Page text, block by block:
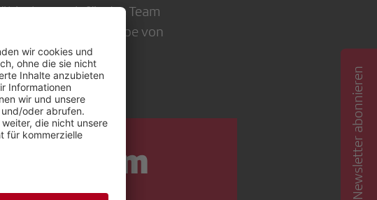
aber auch für das Team
nächsten Ausgabe von
Newsletter abonnieren